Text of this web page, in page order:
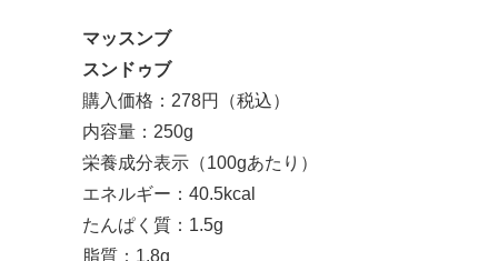
マッスンブ
スンドゥブ
購入価格：278円（税込）
内容量：250g
栄養成分表示（100gあたり）
エネルギー：40.5kcal
たんぱく質：1.5g
脂質：1.8g